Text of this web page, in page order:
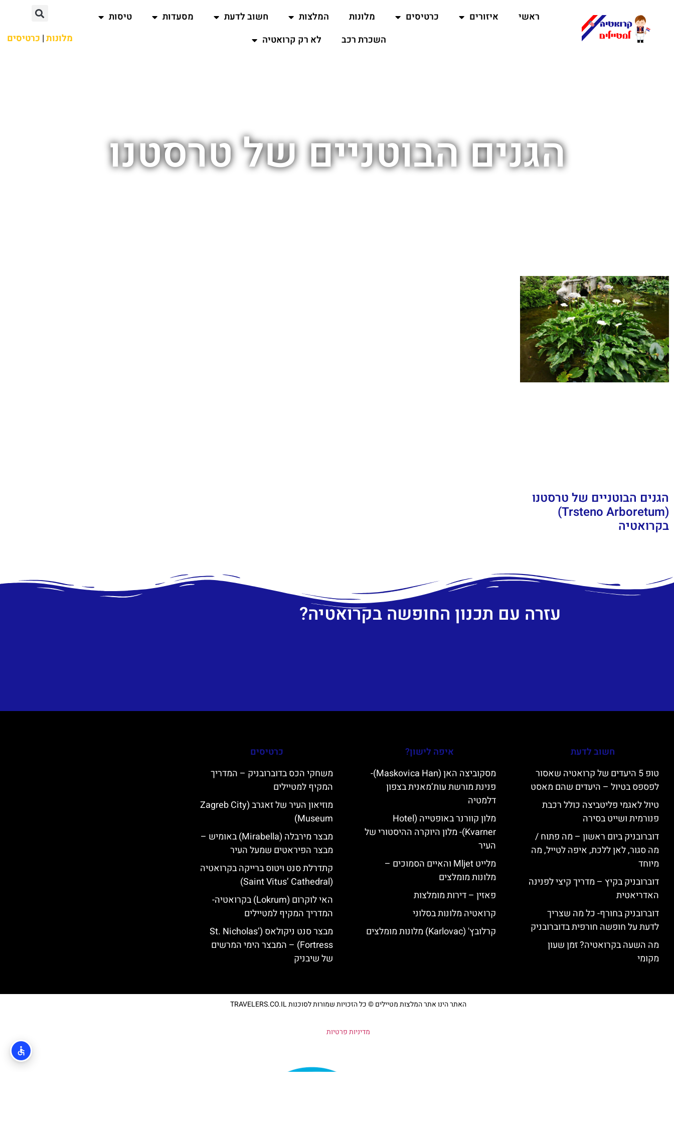
ראשי איזורים כרטיסים מלונות המלצות חשוב לדעת מסעדות
טיסות
השכרת רכב
לא רק קרואטיה מלונות| כרטיסים
הגנים הבוטניים של טרסטנו
הגנים הבוטניים של טרסטנו
(Trsteno Arboretum)
בקרואטיה
עזרה עם תכנון החופשה בקרואטיה?
חשוב לדעת
טופ 5 היעדים של קרואטיה שאסור
לפספס בטיול – היעדים שהם מאסט
טיול לאגמי פליטביצה כולל רכבת
פנורמית ושייט בסירה
דוברובניק ביום ראשון – מה פתוח /
מה סגור, לאן ללכת, איפה לטייל, מה
מיוחד
דוברובניק בקיץ – מדריך קיצי לפנינה
האדריאטית
דוברובניק בחורף- כל מה שצריך
לדעת על חופשה חורפית בדוברובניק
מה השעה בקרואטיה? זמן שעון
מקומי
איפה לישון?
מסקוביצה האן (Maskovica Han)-
פנינת מורשת עות’מאנית בצפון
דלמטיה
מלון קוורנר באופטייה (Hotel
Kvarner)- מלון היוקרה ההיסטורי של
העיר
מלייט Mljet והאיים הסמוכים –
מלונות מומלצים
פאזין – דירות מומלצות
קרואטיה מלונות בסלוני
קרלובץ' (Karlovac) מלונות מומלצים
כרטיסים
משחקי הכס בדוברובניק – המדריך
המקיף למטיילים
מוזיאון העיר של זאגרב (Zagreb City
Museum)
מבצר מירבלה (Mirabella) באומיש –
מבצר הפיראטים שמעל העיר
קתדרלת סנט ויטוס ברייקה בקרואטיה
(Saint Vitus’ Cathedral)
האי לוקרום (Lokrum) בקרואטיה-
המדריך המקיף למטיילים
מבצר סנט ניקולאס (St. Nicholas’
Fortress) – המבצר הימי המרשים
של שיבניק
האתר הינו אתר המלצות מטיילים © כל הזכויות שמורות לסוכנות TRAVELERS.CO.IL
מדיניות פרטיות